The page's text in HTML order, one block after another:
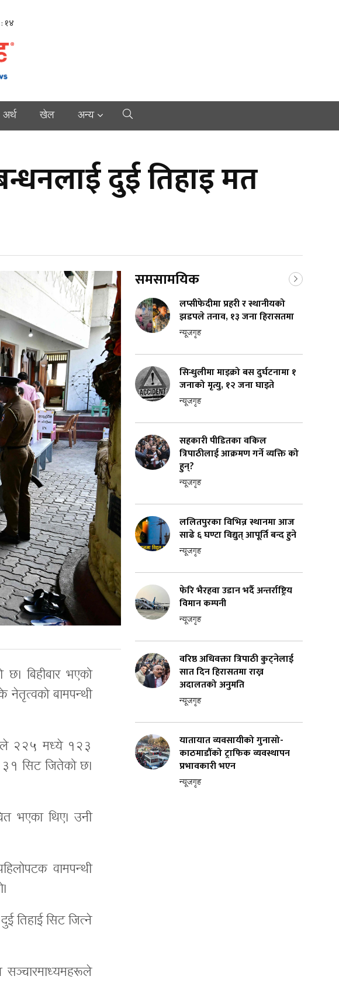
अर्थ खेल अन्य
दुई तिहाइ मत
बिहीबार भएको
नेतृत्वको बामपन्थी
२२५ मध्ये १२३
३१ सिट जितेको छ।
भएका थिए। उनी
वामपन्थी
तिहाई सिट जित्ने
सञ्चारमाध्यमहरूले
समसामयिक
लप्सीफेदीमा प्रहरी र स्थानीयको
झडपले तनाव, १३ जना हिरासतमा
न्यूजगृह
सिन्धुलीमा माइक्रो बस दुर्घटनामा १
जनाको मृत्यु, १२ जना घाइते
न्यूजगृह
सहकारी पीडितका वकिल
त्रिपाठीलाई आक्रमण गर्ने व्यक्ति को
हुन्?
न्यूजगृह
ललितपुरका विभिन्न स्थानमा आज
साढे ६ घण्टा विद्युत् आपूर्ति बन्द हुने
न्यूजगृह
फेरि भैरहवा उडान भर्दै अन्तर्राष्ट्रिय
विमान कम्पनी
न्यूजगृह
वरिष्ठ अधिवक्ता त्रिपाठी कुट्नेलाई
सात दिन हिरासतमा राख्न
अदालतको अनुमति
न्यूजगृह
यातायात व्यवसायीको गुनासो-
काठमाडौंको ट्राफिक व्यवस्थापन
प्रभावकारी भएन
न्यूजगृह